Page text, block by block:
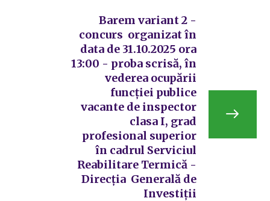
Barem variant 2 -
concurs organizat în
data de 31.10.2025 ora
13:00 - proba scrisă, în
vederea ocupării
funcției publice
vacante de inspector
clasa I, grad
profesional superior
în cadrul Serviciul
Reabilitare Termică -
Direcția Generală de
Investiții